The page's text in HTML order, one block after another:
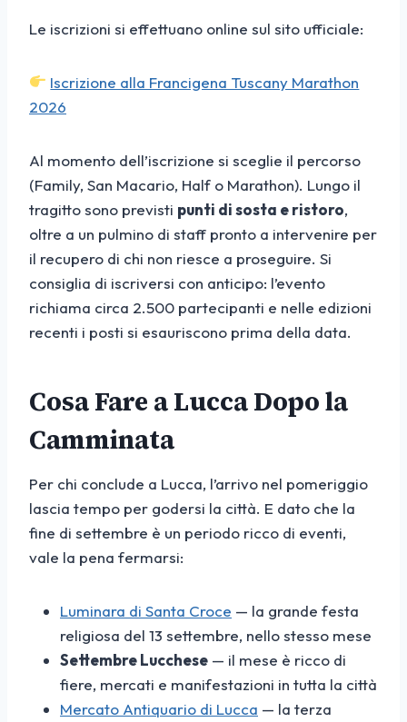
Le iscrizioni si effettuano online sul sito ufficiale:
Iscrizione alla Francigena Tuscany Marathon
2026
Al momento dell’iscrizione si sceglie il percorso
(Family, San Macario, Half o Marathon). Lungo il
tragitto sono previsti punti di sosta e ristoro,
oltre a un pulmino di staff pronto a intervenire per
il recupero di chi non riesce a proseguire. Si
consiglia di iscriversi con anticipo: l’evento
richiama circa 2.500 partecipanti e nelle edizioni
recenti i posti si esauriscono prima della data.
Cosa Fare a Lucca Dopo la
Camminata
Per chi conclude a Lucca, l’arrivo nel pomeriggio
lascia tempo per godersi la città. E dato che la
fine di settembre è un periodo ricco di eventi,
vale la pena fermarsi:
Luminara di Santa Croce — la grande festa
religiosa del 13 settembre, nello stesso mese
Settembre Lucchese — il mese è ricco di
fiere, mercati e manifestazioni in tutta la città
Mercato Antiquario di Lucca — la terza